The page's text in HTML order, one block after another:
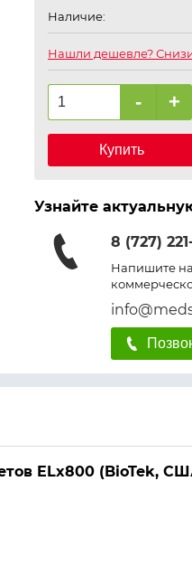
Наличие:
Нашли дешевле?
- +
Купить
Узнайте
8 (727)
Напишите
ELx800 (BioTek,